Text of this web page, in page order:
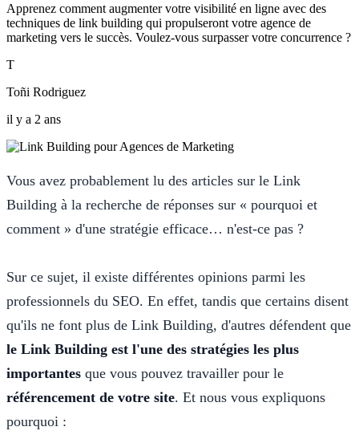
Apprenez comment augmenter votre visibilité en ligne avec des
techniques de link building qui propulseront votre agence de
marketing vers le succès. Voulez-vous surpasser votre concurrence ?
T
Toñi Rodriguez
il y a 2 ans
Vous avez probablement lu des articles sur le Link
Building à la recherche de réponses sur « pourquoi et
comment » d'une stratégie efficace… n'est-ce pas ?
Sur ce sujet, il existe différentes opinions parmi les
professionnels du SEO. En effet, tandis que certains disent
qu'ils ne font plus de Link Building, d'autres défendent que
le Link Building est l'une des stratégies les plus
importantes que vous pouvez travailler pour le
référencement de votre site. Et nous vous expliquons
pourquoi :